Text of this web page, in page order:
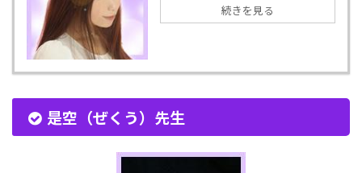
続きを見る
是空（ぜくう）先生